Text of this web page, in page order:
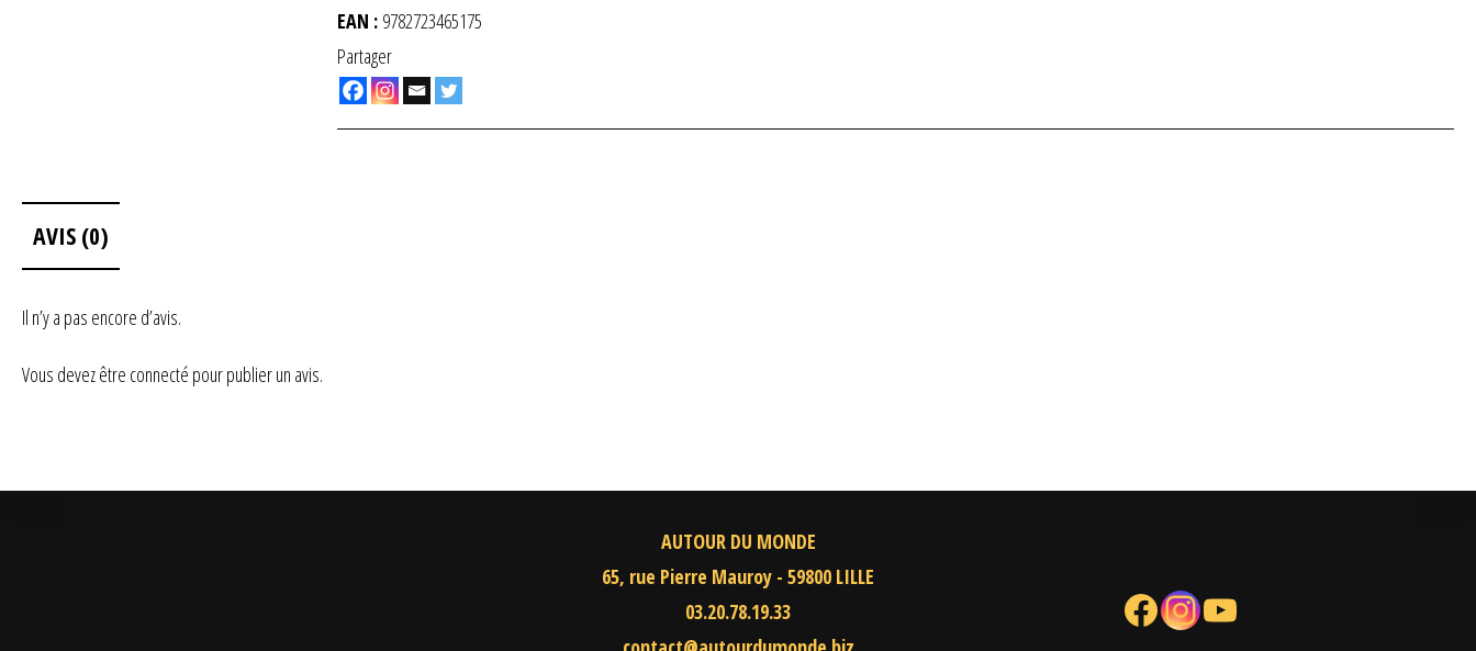
EAN : 9782723465175
Partager
AVIS (0)
Il n’y a pas encore d’avis.
Vous devez être connecté pour publier un avis.
AUTOUR DU MONDE
65, rue Pierre Mauroy - 59800 LILLE
03.20.78.19.33
Facebook Instagram YouTube